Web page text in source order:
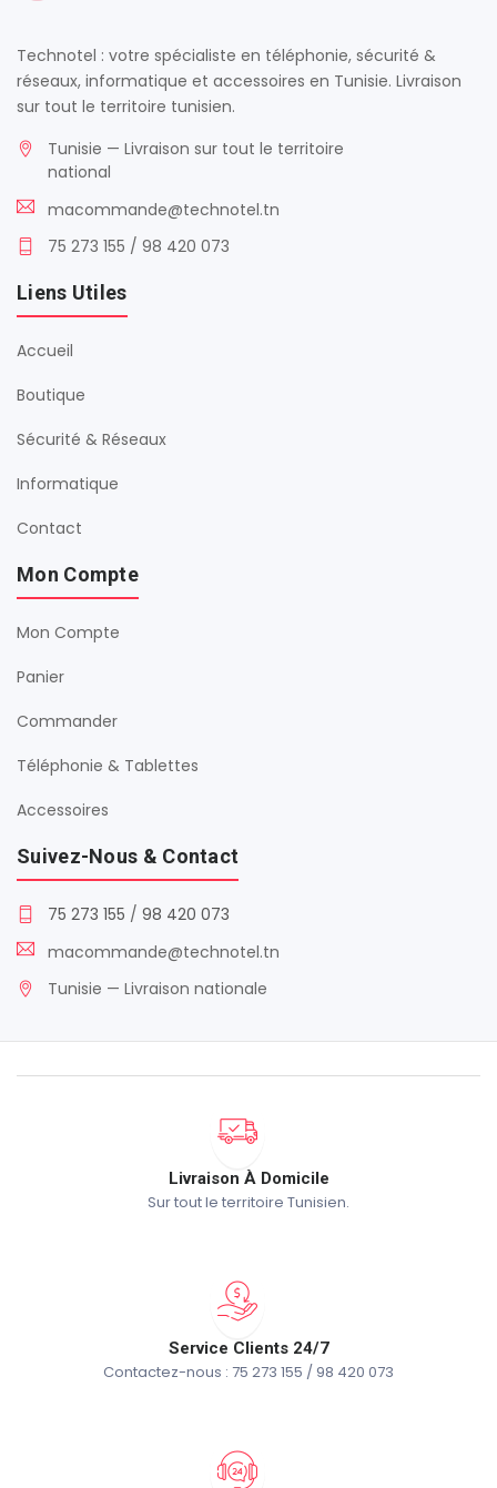
Technotel : votre spécialiste en téléphonie, sécurité &
réseaux, informatique et accessoires en Tunisie. Livraison
sur tout le territoire tunisien.
Tunisie — Livraison sur tout le territoire
national
macommande@technotel.tn
75 273 155 / 98 420 073
Liens Utiles
Accueil
Boutique
Sécurité & Réseaux
Informatique
Contact
Mon Compte
Mon Compte
Panier
Commander
Téléphonie & Tablettes
Accessoires
Suivez-Nous & Contact
75 273 155 / 98 420 073
macommande@technotel.tn
Tunisie — Livraison nationale
Livraison À Domicile
Sur tout le territoire Tunisien.
Service Clients 24/7
Contactez-nous : 75 273 155 / 98 420 073